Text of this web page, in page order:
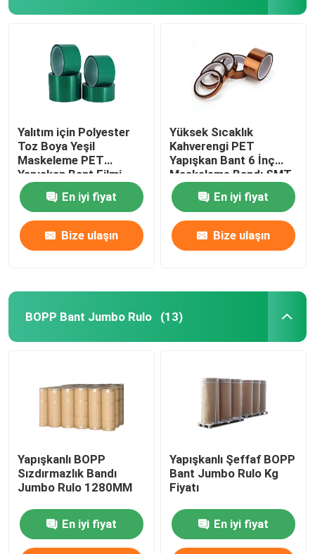
Yalıtım için Polyester
Toz Boya Yeşil
Maskeleme PET
Yapışkan Bant Filmi
En iyi fiyat
Bize ulaşın
Yüksek Sıcaklık
Kahverengi PET
Yapışkan Bant 6 İnç
Maskeleme Bandı SMT
Koruması
En iyi fiyat
Bize ulaşın
BOPP Bant Jumbo Rulo (13)
Yapışkanlı BOPP
Sızdırmazlık Bandı
Jumbo Rulo 1280MM
En iyi fiyat
Yapışkanlı Şeffaf BOPP
Bant Jumbo Rulo Kg
Fiyatı
En iyi fiyat